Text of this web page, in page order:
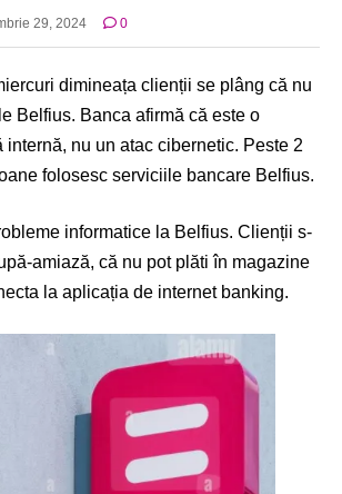
29, 2024 0
dimineața clienții se plâng că nu
Belfius. Banca afirmă că este o
internă, nu un atac cibernetic. Peste 2
folosesc serviciile bancare Belfius.
informatice la Belfius. Clienții s-
amiază, că nu pot plăti în magazine
la aplicația de internet banking.